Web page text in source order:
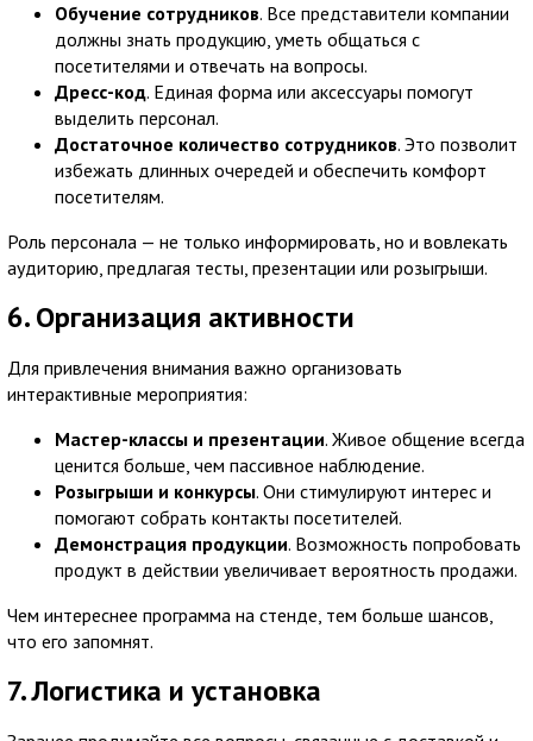
Обучение сотрудников. Все представители компании
должны знать продукцию, уметь общаться с
посетителями и отвечать на вопросы.
Дресс-код. Единая форма или аксессуары помогут
выделить персонал.
Достаточное количество сотрудников. Это позволит
избежать длинных очередей и обеспечить комфорт
посетителям.
Роль персонала — не только информировать, но и вовлекать
аудиторию, предлагая тесты, презентации или розыгрыши.
6. Организация активности
Для привлечения внимания важно организовать
интерактивные мероприятия:
Мастер-классы и презентации. Живое общение всегда
ценится больше, чем пассивное наблюдение.
Розыгрыши и конкурсы. Они стимулируют интерес и
помогают собрать контакты посетителей.
Демонстрация продукции. Возможность попробовать
продукт в действии увеличивает вероятность продажи.
Чем интереснее программа на стенде, тем больше шансов,
что его запомнят.
7. Логистика и установка